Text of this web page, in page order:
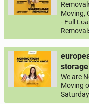
Moving,
- Full
We are
Moving